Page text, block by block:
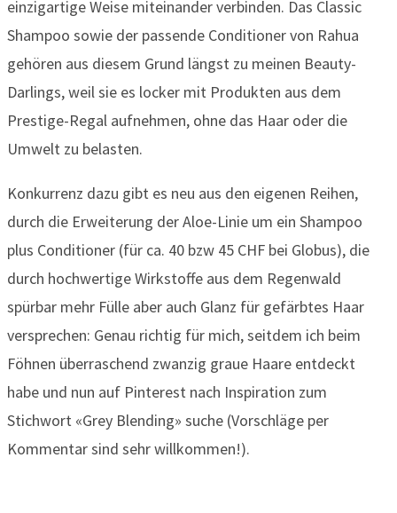
einzigartige Weise miteinander verbinden. Das Classic
Shampoo sowie der passende Conditioner von Rahua
gehören aus diesem Grund längst zu meinen Beauty-
Darlings, weil sie es locker mit Produkten aus dem
Prestige-Regal aufnehmen, ohne das Haar oder die
Umwelt zu belasten.
Konkurrenz dazu gibt es neu aus den eigenen Reihen,
durch die Erweiterung der Aloe-Linie um ein Shampoo
plus Conditioner (für ca. 40 bzw 45 CHF bei Globus), die
durch hochwertige Wirkstoffe aus dem Regenwald
spürbar mehr Fülle aber auch Glanz für gefärbtes Haar
versprechen: Genau richtig für mich, seitdem ich beim
Föhnen überraschend zwanzig graue Haare entdeckt
habe und nun auf Pinterest nach Inspiration zum
Stichwort «Grey Blending» suche (Vorschläge per
Kommentar sind sehr willkommen!).